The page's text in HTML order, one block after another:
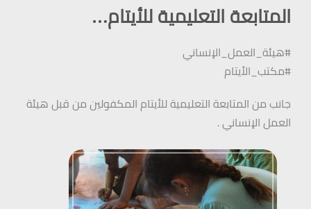
المتابعة التعليمية للأيتام…
#هيئة_العمل_الإنساني
#مكتب_الأيتام
جانب من المتابعة التعليمية للأيتام المكفولين من قبل هيئة
العمل الإنساني .